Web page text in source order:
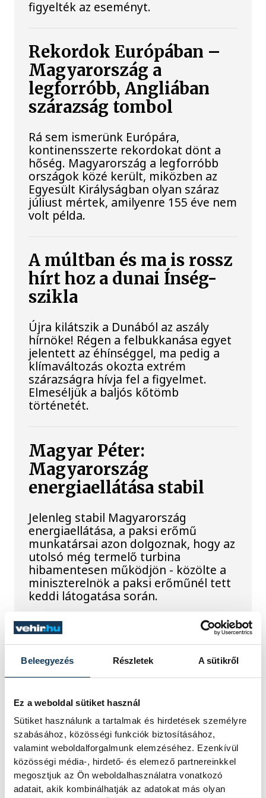
Beleegyezés Részletek A sütikről
Ez a weboldal sütiket használ
Sütiket használunk a tartalmak és hirdetések személyre
szabásához, közösségi funkciók biztosításához,
valamint weboldalforgalmunk elemzéséhez. Ezenkívül
közösségi média-, hirdető- és elemező partnereinkkel
megosztjuk az Ön weboldalhasználatra vonatkozó
adatait, akik kombinálhatják az adatokat más olyan
figyelték az eseményt.
Rekordok Európában –
Magyarország a
legforróbb, Angliában
szárazság tombol
Rá sem ismerünk Európára,
kontinensszerte rekordokat dönt a
hőség. Magyarország a legforróbb
országok közé került, miközben az
Egyesült Királyságban olyan száraz
júliust mértek, amilyenre 155 éve nem
volt példa.
A múltban és ma is rossz
hírt hoz a dunai Ínség-
szikla
Újra kilátszik a Dunából az aszály
hírnöke! Régen a felbukkanása egyet
jelentett az éhínséggel, ma pedig a
klímaváltozás okozta extrém
szárazságra hívja fel a figyelmet.
Elmeséljük a baljós kőtömb
történetét.
Magyar Péter:
Magyarország
energiaellátása stabil
Jelenleg stabil Magyarország
energiaellátása, a paksi erőmű
munkatársai azon dolgoznak, hogy az
utolsó még termelő turbina
hibamentesen működjön - közölte a
miniszterelnök a paksi erőműnél tett
keddi látogatása során.
Játék közben fedezik fel
a tudomány világát a
veszprémi gyerekek
Látványos kísérletek, kreatív
feladatok és sok-sok élmény várja a
gyerekeket a veszprémi Tinker
Labsben. Videónkban Balassa
Marietta, a központ vezetője mutatja
be, hogyan teszik izgalmassá a
természettudományok